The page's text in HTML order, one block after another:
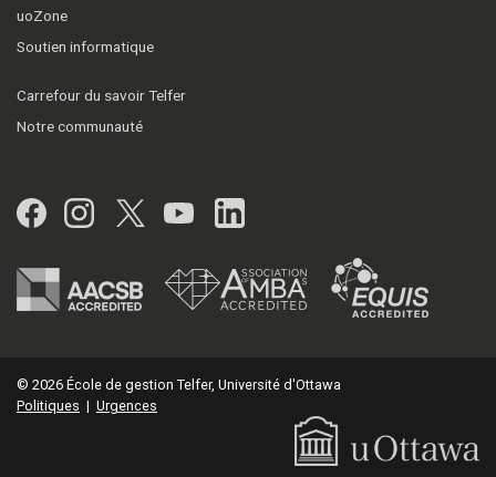
uoZone
Soutien informatique
Carrefour du savoir Telfer
Notre communauté
Facebook
Instagram
Twitter
YouTubeLinkedIn
© 2026 École de gestion Telfer, Université d'Ottawa
Politiques | Urgences